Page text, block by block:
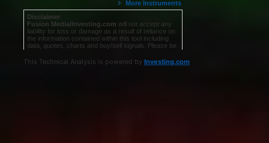
This Technical Analysis is powered by Investing.com